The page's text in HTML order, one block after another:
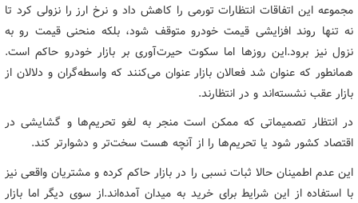
مجموعه این اتفاقات انتظارات تورمی را کاهش داد و نرخ ارز را نزولی کرد تا
نه تنها روند افزایشی قیمت خودرو متوقف شود، بلکه منحنی قیمت رو به
نزول نیز برود.این روزها اما سکوت حیرت‌آوری بر بازار خودرو حاکم است.
همانطور که عنوان شد فعالان بازار عنوان می‌کنند که واسطه‌گران و دلالان از
بازار عقب نشسته‌اند و در انتظارند.
در انتظار تصمیماتی که ممکن است منجر به لغو تحریم‌ها و گشایشی در
اقتصاد کشور شود یا تحریم‌ها را از آنچه هست سخت‌تر و دشوارتر کند.
این عدم اطمینان حالا ثبات نسبی را در بازار حاکم کرده و مشتریان واقعی نیز
با استفاده از این شرایط برای خرید به میدان آمده‌اند.از سوی دیگر اما بازار